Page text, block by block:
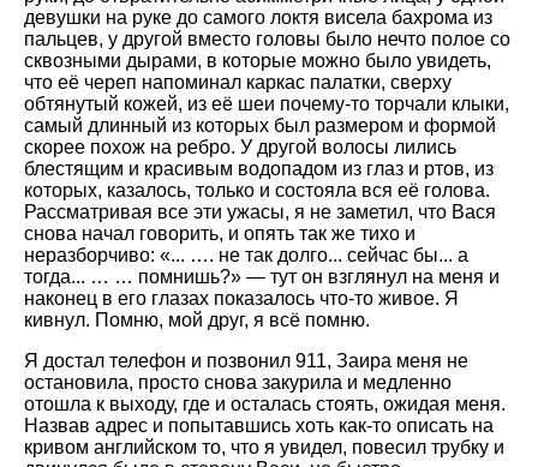
девушки на руке до самого локтя висела бахрома из
пальцев, у другой вместо головы было нечто полое со
сквозными дырами, в которые можно было увидеть,
что её череп напоминал каркас палатки, сверху
обтянутый кожей, из её шеи почему-то торчали клыки,
самый длинный из которых был размером и формой
скорее похож на ребро. У другой волосы лились
блестящим и красивым водопадом из глаз и ртов, из
которых, казалось, только и состояла вся её голова.
Рассматривая все эти ужасы, я не заметил, что Вася
снова начал говорить, и опять так же тихо и
неразборчиво: «... …. не так долго... сейчас бы... а
тогда... … … помнишь?» — тут он взглянул на меня и
наконец в его глазах показалось что-то живое. Я
кивнул. Помню, мой друг, я всё помню.
Я достал телефон и позвонил 911, Заира меня не
остановила, просто снова закурила и медленно
отошла к выходу, где и осталась стоять, ожидая меня.
Назвав адрес и попытавшись хоть как-то описать на
кривом английском то, что я увидел, повесил трубку и